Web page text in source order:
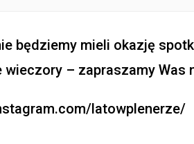
będziemy mieli okazję
– zapraszamy Was
latowplenerze/